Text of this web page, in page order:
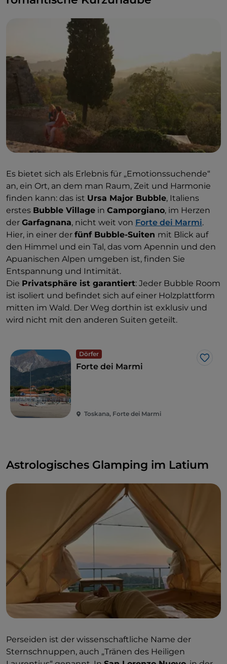
Es bietet sich als Erlebnis für „Emotionssuchende“
an, ein Ort, an dem man Raum, Zeit und Harmonie
finden kann: das ist Ursa Major Bubble, Italiens
erstes Bubble Village in Camporgiano, im Herzen
der Garfagnana, nicht weit von Forte dei Marmi.
Hier, in einer der fünf Bubble-Suiten mit Blick auf
den Himmel und ein Tal, das vom Apennin und den
Apuanischen Alpen umgeben ist, finden Sie
Entspannung und Intimität.
Die Privatsphäre ist garantiert: Jeder Bubble Room
ist isoliert und befindet sich auf einer Holzplattform
mitten im Wald. Der Weg dorthin ist exklusiv und
wird nicht mit den anderen Suiten geteilt.
Dörfer
Like
Forte dei Marmi
Toskana, Forte dei Marmi
Astrologisches Glamping im Latium
Perseiden ist der wissenschaftliche Name der
Sternschnuppen, auch „Tränen des Heiligen